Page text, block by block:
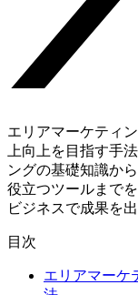
エリアマーケティ
上向上を目指す手
ングの基礎知識か
役立つツールまで
ビジネスで成果を
目次
エリアマーケ